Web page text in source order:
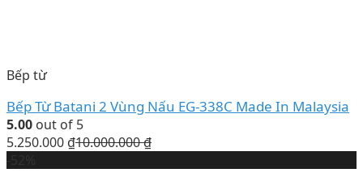
Bếp từ
Bếp Từ Batani 2 Vùng Nấu EG-338C Made In Malaysia
5.00 out of 5
5.250.000 ₫10.000.000₫